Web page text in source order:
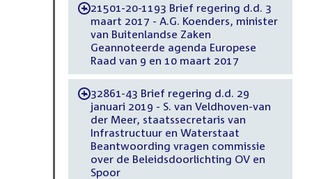
-21501-20-1193 Brief regering d.d. 3
maart 2017 - A.G. Koenders, minister
van Buitenlandse Zaken
Geannoteerde agenda Europese
Raad van 9 en 10 maart 2017
-32861-43 Brief regering d.d. 29
januari 2019 - S. van Veldhoven-van
der Meer, staatssecretaris van
Infrastructuur en Waterstaat
Beantwoording vragen commissie
over de Beleidsdoorlichting OV en
Spoor